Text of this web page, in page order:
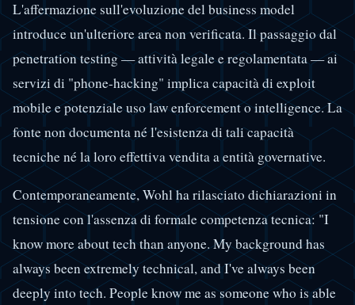
L'affermazione sull'evoluzione del business model
introduce un'ulteriore area non verificata. Il passaggio dal
penetration testing — attività legale e regolamentata — ai
servizi di "phone-hacking" implica capacità di exploit
mobile e potenziale uso law enforcement o intelligence. La
fonte non documenta né l'esistenza di tali capacità
tecniche né la loro effettiva vendita a entità governative.
Contemporaneamente, Wohl ha rilasciato dichiarazioni in
tensione con l'assenza di formale competenza tecnica: "I
know more about tech than anyone. My background has
always been extremely technical, and I've always been
deeply into tech. People know me as someone who is able